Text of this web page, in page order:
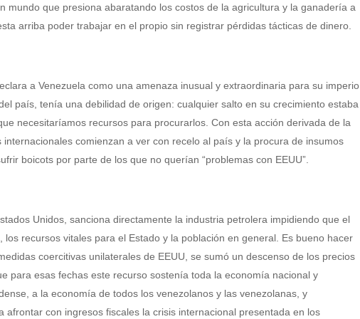
mundo que presiona abaratando los costos de la agricultura y la ganadería a
arriba poder trabajar en el propio sin registrar pérdidas tácticas de dinero.
a Venezuela como una amenaza inusual y extraordinaria para su imperio
país, tenía una debilidad de origen: cualquier salto en su crecimiento estaba
necesitaríamos recursos para procurarlos. Con esta acción derivada de la
comienzan a ver con recelo al país y la procura de insumos
boicots por parte de los que no querían “problemas con EEUU”.
Unidos, sanciona directamente la industria petrolera impidiendo que el
recursos vitales para el Estado y la población en general. Es bueno hacer
coercitivas unilaterales de EEUU, se sumó un descenso de los precios
para esas fechas este recurso sostenía toda la economía nacional y
a la economía de todos los venezolanos y las venezolanas, y
con ingresos fiscales la crisis internacional presentada en los